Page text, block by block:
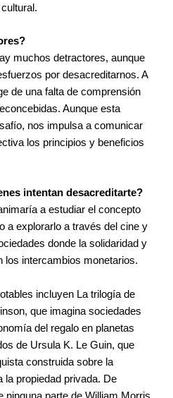
muchos detractores, aunque
por desacreditarnos. A
de una falta de comprensión
Aunque esta
nos impulsa a comunicar
los principios y beneficios
intentan desacreditarte?
a estudiar el concepto
a explorarlo a través del cine y
donde la solidaridad y
los intercambios monetarios.
incluyen La trilogía de
que imagina sociedades
del regalo en planetas
de Ursula K. Le Guin, que
construida sobre la
la propiedad privada. De
ninguna parte de William Morris